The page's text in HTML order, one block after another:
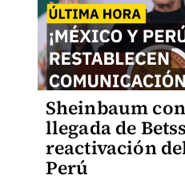
Sheinbaum
llegada de
reactivación
Perú